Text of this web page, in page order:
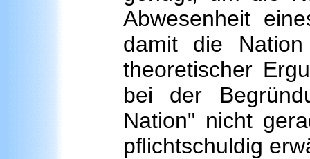
Abwesenheit
damit die
theoretischer
bei der
Nation" nicht
pflichtschuldig